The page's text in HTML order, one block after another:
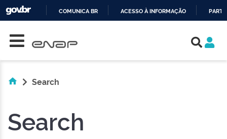
COMUNICA BR ACESSO À INFORMAÇÃO
Search
Search